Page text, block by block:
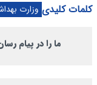
کلمات کلیدی وزارت
ما را در پیام